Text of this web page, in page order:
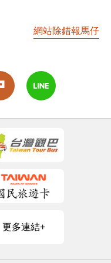
網站除錯報馬仔
更多連結+